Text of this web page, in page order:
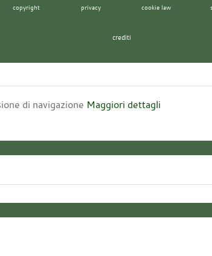
copyright privacy cookie law
crediti
di navigazione Maggiori dettagli